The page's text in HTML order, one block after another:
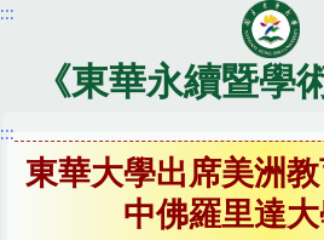
跳
內
區
:::
《東華永續暨學
:::
東華大學出席美洲
中佛羅里達